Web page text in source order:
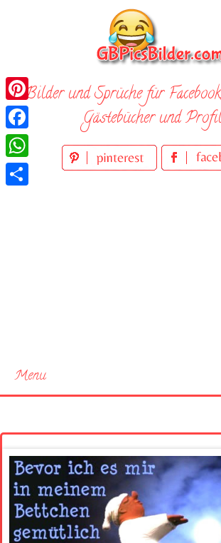
Bilder und Sprüche für
Gästebücher und
Menu
Pinterest
Facebook
WhatsApp